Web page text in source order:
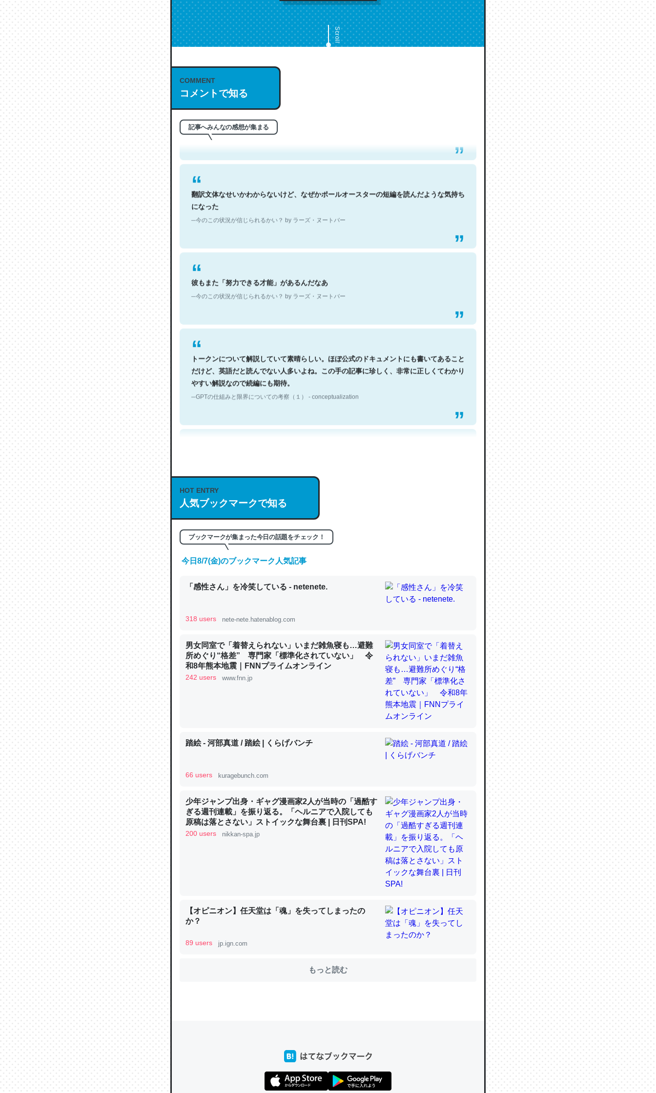
Scroll
COMMENT
コメントで知る
記事へみんなの感想が集まる
これは名文。彼はとてもクレバーなんだろうなと凄く思う。英語少しでも読める人は原文
もお勧め。自分はこの流れ好き。Let’s Fucking Go. Then Covid hit. Shit.
─今のこの状況が信じられるかい？ by ラーズ・ヌートバー
翻訳文体なせいかわからないけど、なぜかポールオースターの短編を読んだような気持ち
になった
─今のこの状況が信じられるかい？ by ラーズ・ヌートバー
彼もまた「努力できる才能」があるんだなあ
─今のこの状況が信じられるかい？ by ラーズ・ヌートバー
トークンについて解説していて素晴らしい。ほぼ公式のドキュメントにも書いてあること
だけど、英語だと読んでない人多いよね。この手の記事に珍しく、非常に正しくてわかり
やすい解説なので続編にも期待。
─GPTの仕組みと限界についての考察（１） - conceptualization
これは良記事。32768トークンだと英語小説100ページ分くらい。小説でいう「ずっと前
の伏線」は回収されないけど、短期記憶というには多い分量。進化すればするほど分かり
やすく強くなりそう
の600分の1程度。
─ニュース :: 【研究発表】昆虫学の大問題＝「昆虫はなぜ海にいないのか」に関する新仮説
は」とあって面白い。海にいる鋏角類（カブトガニ・ウミグモ）はカルシウムを使わずキ
チンを強化してる筈だが、酵素が違うのか？
これを元に考えるとカルシウムを大量に使う脊椎動物と貝類は苦労してるんだな…。腹足
類だと殻を無くしてナメクジになったり努力してるし。
─ニュース :: 【研究発表】昆虫学の大問題＝「昆虫はなぜ海にいないのか」に関する新仮説
ウチもEchoを実家に置いて４年。でたまに覗いてる。ぼちぼちRingも置こうかと画策
中。あと、Googleマップで位置情報を共有してる。電池残量や充電中かが分かるのでこ
れ見て生きてるなって分かる。
─たまにLINEするくらいだった遠方の父67歳と僕。ITツール導入でコミュニケーションが劇的に変化し
HOT ENTRY
人気ブックマークで知る
ブックマークが集まった今日の話題をチェック！
今日8/7(金)のブックマーク人気記事
「感性さん」を冷笑している - netenete.
318 users nete-nete.hatenablog.com
男女同室で「着替えられない」いまだ雑魚寝も…避難
所めぐり“格差” 専門家「標準化されていない」 令
和8年熊本地震｜FNNプライムオンライン
242 users www.fnn.jp
踏絵 - 河部真道 / 踏絵 | くらげバンチ
66 users kuragebunch.com
少年ジャンプ出身・ギャグ漫画家2人が当時の「過酷す
ぎる週刊連載」を振り返る。「ヘルニアで入院しても
原稿は落とさない」ストイックな舞台裏 | 日刊SPA!
200 users nikkan-spa.jp
【オピニオン】任天堂は「魂」を失ってしまったの
か？
89 users jp.ign.com
もっと読む